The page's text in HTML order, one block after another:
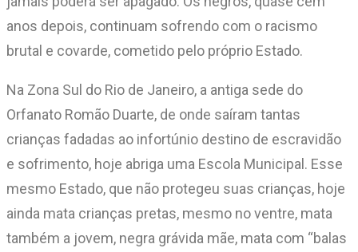
anos depois, continuam sofrendo com o racismo
brutal e covarde, cometido pelo próprio Estado.
Na Zona Sul do Rio de Janeiro, a antiga sede do
Orfanato Romão Duarte, de onde saíram tantas
crianças fadadas ao infortúnio destino de escravidão
e sofrimento, hoje abriga uma Escola Municipal. Esse
mesmo Estado, que não protegeu suas crianças, hoje
ainda mata crianças pretas, mesmo no ventre, mata
também a jovem, negra grávida mãe, mata com “balas